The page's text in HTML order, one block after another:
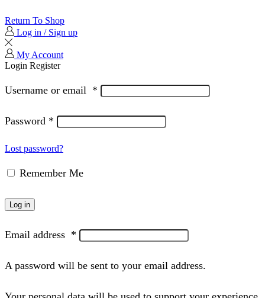
Return To Shop
Log in / Sign up
My Account
Login Register
Username or email *
Password *
Lost password?
Remember Me
Log in
Email address *
A password will be sent to your email address.